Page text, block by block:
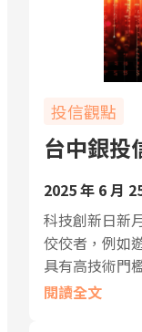
投信觀點
台中銀投
2025 年 6 月
科技創新日新
佼佼者，例如
具有高技術門
閱讀全文